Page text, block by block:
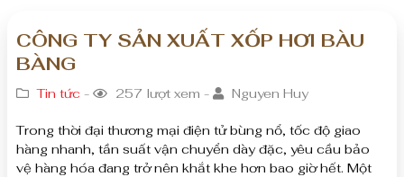
CÔNG TY SẢN XUẤT XỐP HƠI BÀU
BÀNG
Tin tức - 257 lượt xem - Nguyen Huy
Trong thời đại thương mại điện tử bùng nổ, tốc độ giao
hàng nhanh, tần suất vận chuyển dày đặc, yêu cầu bảo
vệ hàng hóa đang trở nên khắt khe hơn bao giờ hết. Một